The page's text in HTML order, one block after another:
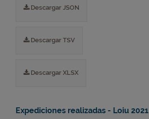
Descargar JSON
Descargar TSV
Descargar XLSX
Expediciones realizadas - Loiu 2021